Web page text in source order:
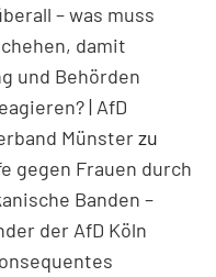
Für wie blöd halten die
++
– was muss
damit
und Behörden
| AfD
Münsterzu
gegen Frauen durch
Banden –
der AfD Köln